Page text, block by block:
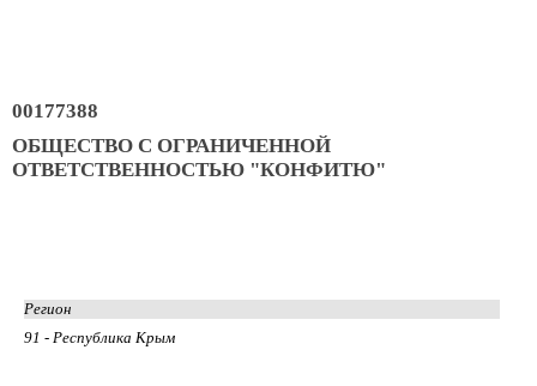
00177388
ОБЩЕСТВО С ОГРАНИЧЕННОЙ
ОТВЕТСТВЕННОСТЬЮ "КОНФИТЮ"
Регион
91 - Республика Крым